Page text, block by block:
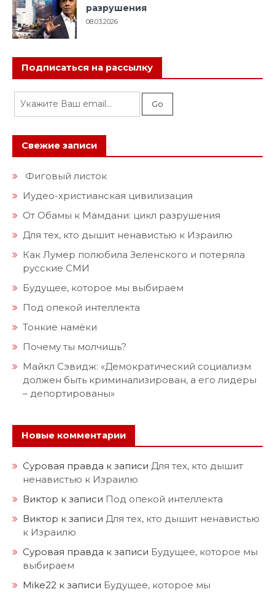
разрушения
08.03.2026
Подписаться на рассылку
Свежие записи
Фиговый листок
Иудео-христианская цивилизация
От Обамы к Мамдани: цикл разрушения
Для тех, кто дышит ненавистью к Израилю
Как Лумер полюбила Зеленского и потеряла
русские СМИ
Будущее, которое мы выбираем
Под опекой интеллекта
Тонкие намёки
Почему ты молчишь?
Майкл Сэвидж: «Демократический социализм
должен быть криминализирован, а его лидеры
– депортированы»
Новые комментарии
Суровая правда к записи Для тех, кто дышит
ненавистью к Израилю
Виктор к записи Под опекой интеллекта
Виктор к записи Для тех, кто дышит ненавистью
к Израилю
Суровая правда к записи Будущее, которое мы
выбираем
Mike22 к записи Будущее, которое мы